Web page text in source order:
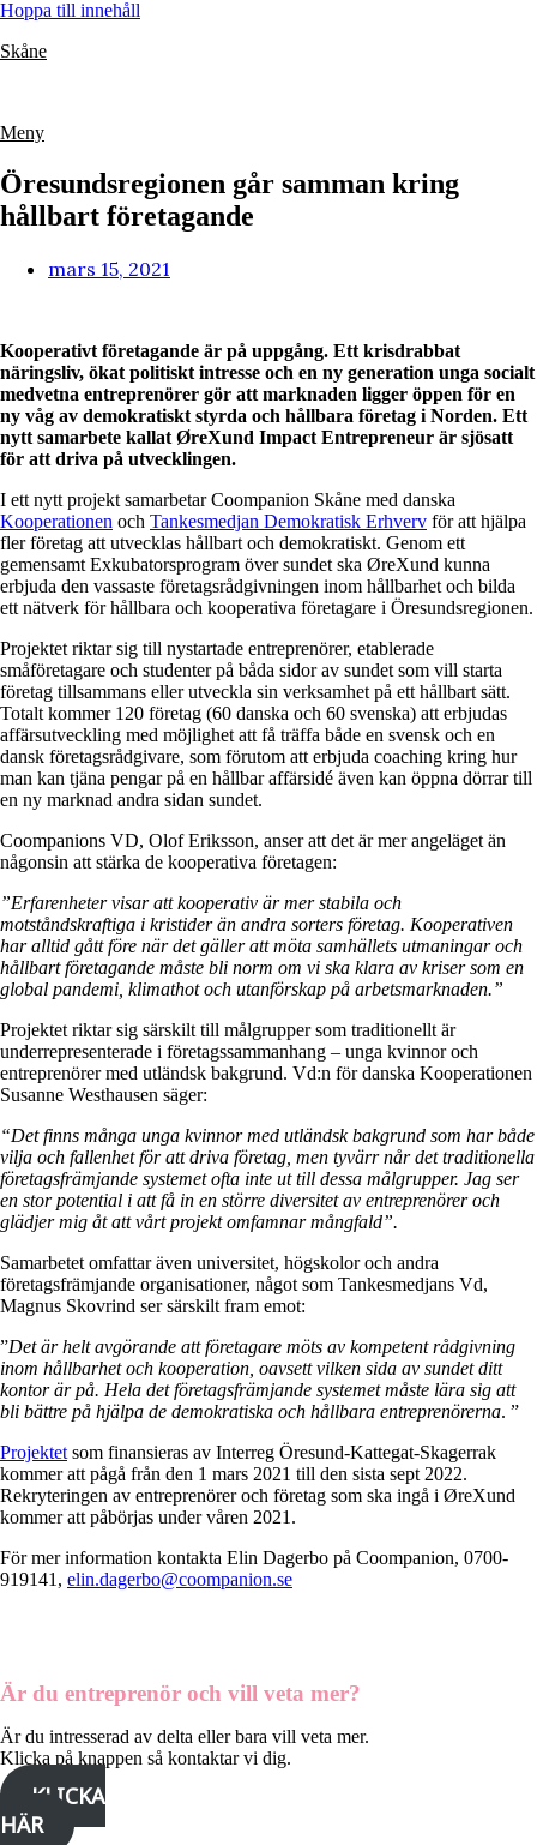
Hoppa till innehåll
Skåne
Meny
Öresundsregionen går samman kring
hållbart företagande
mars 15, 2021
Kooperativt företagande är på uppgång. Ett krisdrabbat
näringsliv, ökat politiskt intresse och en ny generation unga socialt
medvetna entreprenörer gör att marknaden ligger öppen för en
ny våg av demokratiskt styrda och hållbara företag i Norden. Ett
nytt samarbete kallat ØreXund Impact Entrepreneur är sjösatt
för att driva på utvecklingen.
I ett nytt projekt samarbetar Coompanion Skåne med danska
Kooperationen och Tankesmedjan Demokratisk Erhverv för att hjälpa
fler företag att utvecklas hållbart och demokratiskt. Genom ett
gemensamt Exkubatorsprogram över sundet ska ØreXund kunna
erbjuda den vassaste företagsrådgivningen inom hållbarhet och bilda
ett nätverk för hållbara och kooperativa företagare i Öresundsregionen.
Projektet riktar sig till nystartade entreprenörer, etablerade
småföretagare och studenter på båda sidor av sundet som vill starta
företag tillsammans eller utveckla sin verksamhet på ett hållbart sätt.
Totalt kommer 120 företag (60 danska och 60 svenska) att erbjudas
affärsutveckling med möjlighet att få träffa både en svensk och en
dansk företagsrådgivare, som förutom att erbjuda coaching kring hur
man kan tjäna pengar på en hållbar affärsidé även kan öppna dörrar till
en ny marknad andra sidan sundet.
Coompanions VD, Olof Eriksson, anser att det är mer angeläget än
någonsin att stärka de kooperativa företagen:
”Erfarenheter visar att kooperativ är mer stabila och
motståndskraftiga i kristider än andra sorters företag. Kooperativen
har alltid gått före när det gäller att möta samhällets utmaningar och
hållbart företagande måste bli norm om vi ska klara av kriser som en
global pandemi, klimathot och utanförskap på arbetsmarknaden.”
Projektet riktar sig särskilt till målgrupper som traditionellt är
underrepresenterade i företagssammanhang – unga kvinnor och
entreprenörer med utländsk bakgrund. Vd:n för danska Kooperationen
Susanne Westhausen säger:
“Det finns många unga kvinnor med utländsk bakgrund som har både
vilja och fallenhet för att driva företag, men tyvärr når det traditionella
företagsfrämjande systemet ofta inte ut till dessa målgrupper. Jag ser
en stor potential i att få in en större diversitet av entreprenörer och
glädjer mig åt att vårt projekt omfamnar mångfald”.
Samarbetet omfattar även universitet, högskolor och andra
företagsfrämjande organisationer, något som Tankesmedjans Vd,
Magnus Skovrind ser särskilt fram emot:
”Det är helt avgörande att företagare möts av kompetent rådgivning
inom hållbarhet och kooperation, oavsett vilken sida av sundet ditt
kontor är på. Hela det företagsfrämjande systemet måste lära sig att
bli bättre på hjälpa de demokratiska och hållbara entreprenörerna. ”
Projektet som finansieras av Interreg Öresund-Kattegat-Skagerrak
kommer att pågå från den 1 mars 2021 till den sista sept 2022.
Rekryteringen av entreprenörer och företag som ska ingå i ØreXund
kommer att påbörjas under våren 2021.
För mer information kontakta Elin Dagerbo på Coompanion, 0700-
919141, elin.dagerbo@coompanion.se
Är du entreprenör och vill veta mer?
Är du intresserad av delta eller bara vill veta mer.
Klicka på knappen så kontaktar vi dig.
KLICKA
HÄR